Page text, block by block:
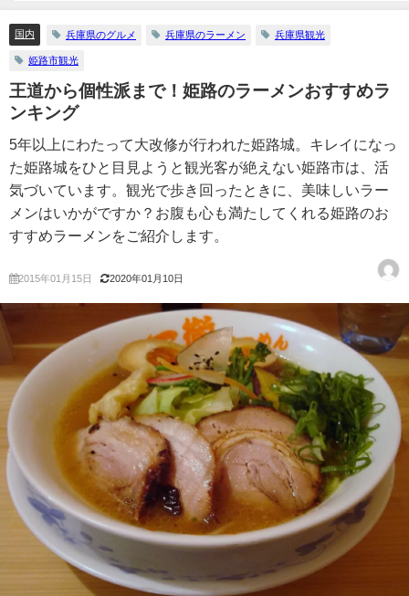
国内 兵庫県のグルメ 兵庫県のラーメン 兵庫県観光
姫路市観光
王道から個性派まで！姫路のラーメンおすすめラ
ンキング
5年以上にわたって大改修が行われた姫路城。キレイになっ
た姫路城をひと目見ようと観光客が絶えない姫路市は、活
気づいています。観光で歩き回ったときに、美味しいラー
メンはいかがですか？お腹も心も満たしてくれる姫路のお
すすめラーメンをご紹介します。
2015年01月15日 2020年01月10日